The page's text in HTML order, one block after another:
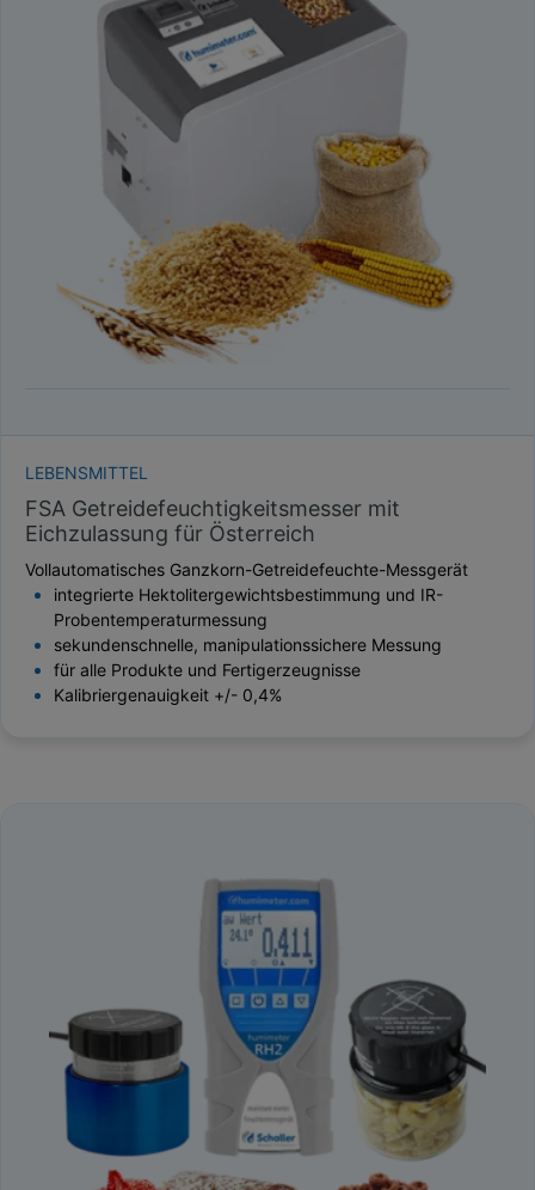
LEBENSMITTEL
FSA Getreidefeuchtigkeitsmesser mit
Eichzulassung für Österreich
Vollautomatisches Ganzkorn-Getreidefeuchte-Messgerät
integrierte Hektolitergewichtsbestimmung und IR-
Probentemperaturmessung
sekundenschnelle, manipulationssichere Messung
für alle Produkte und Fertigerzeugnisse
Kalibriergenauigkeit +/- 0,4%